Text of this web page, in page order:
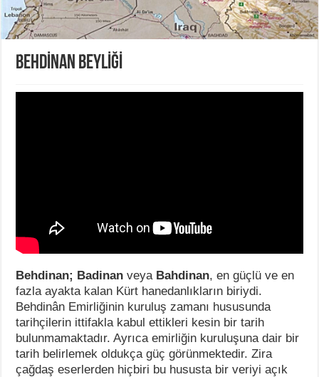
BEHDİNAN BEYLİĞİ
Behdinan; Badinan veya Bahdinan, en güçlü ve en
fazla ayakta kalan Kürt hanedanlıkların biriydi.
Behdinân Emirliğinin kuruluş zamanı hususunda
tarihçilerin ittifakla kabul ettikleri kesin bir tarih
bulunmamaktadır. Ayrıca emirliğin kuruluşuna dair bir
tarih belirlemek oldukça güç görünmektedir. Zira
çağdaş eserlerden hiçbiri bu hususta bir veriyi açık